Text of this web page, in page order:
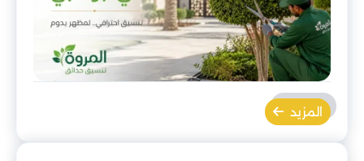
المزيد